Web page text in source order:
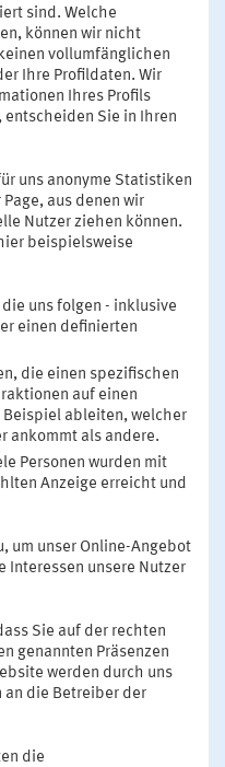
sind. Welche
können wir nicht
vollumfänglichen
Ihre Profildaten. Wir
Ihres Profils
Sie in Ihren
uns anonyme Statistiken
aus denen wir
Nutzer ziehen können.
beispielsweise
uns folgen - inklusive
einen definierten
die einen spezifischen
auf einen
Beispiel ableiten, welcher
ankommt als andere.
Personen wurden mit
Anzeige erreicht und
um unser Online-Angebot
Interessen unsere Nutzer
Sie auf der rechten
genannten Präsenzen
werden durch uns
an die Betreiber der
die